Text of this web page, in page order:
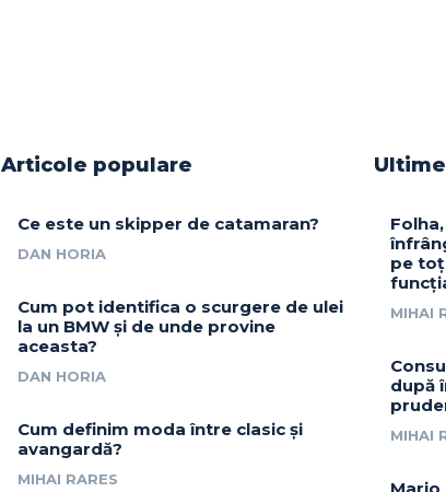
Articole populare
Ce este un skipper de catamaran?
DAN HORIA
Cum pot identifica o scurgere de ulei
la un BMW și de unde provine
aceasta?
DAN HORIA
Cum definim moda între clasic și
avangardă?
MIHAI RARES
pe
MIHAI
după
MIHAI
Mario